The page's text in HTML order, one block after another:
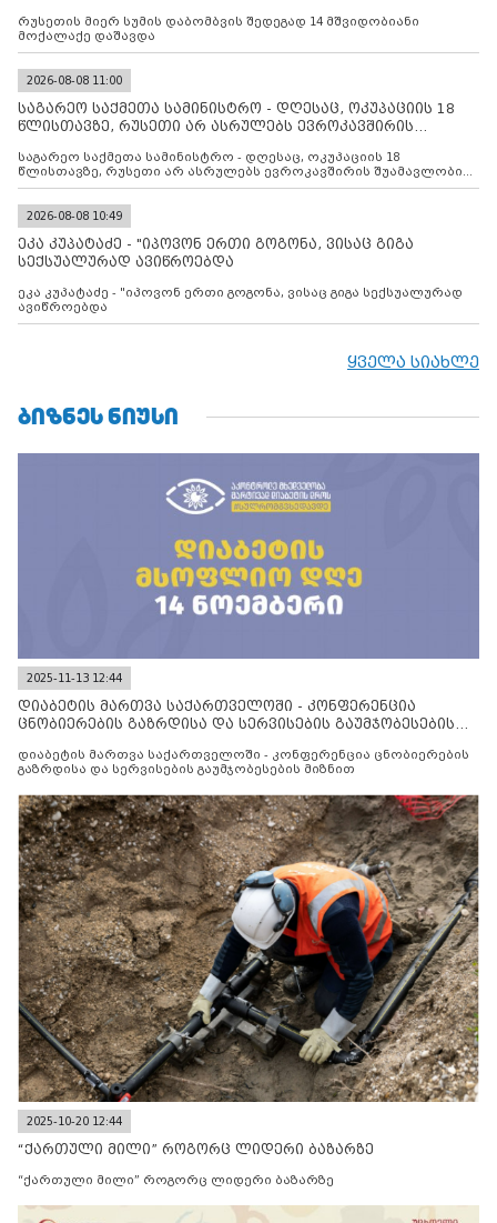
რუსეთის მიერ სუმის დაბომბვის შედეგად 14 მშვიდობიანი
მოქალაქე დაშავდა
2026-08-08 11:00
საგარეო საქმეთა სამინისტრო - დღესაც, ოკუპაციის 18
წლისთავზე, რუსეთი არ ასრულებს ევროკავშირის
საგარეო საქმეთა სამინისტრო - დღესაც, ოკუპაციის 18
წლისთავზე, რუსეთი არ ასრულებს ევროკავშირის შუამავლობით
დადებულ 2008 წლის 12 აგვისტოს ცეცხლის შეწყვეტის
კონტროლს ოკუპირებულ რეგიონებში, აგრძელებს მათი
მილიტარიზაციის პროცესს და აქტიურად დგამს ნაბიჯებს მათი
ფაქტობრივი ანექსიისკენ
2026-08-08 10:49
ეკა კუპატაძე - "იპოვონ ერთი გოგონა, ვისაც გიგა
სექსუალურად ავიწროებდა
ეკა კუპატაძე - "იპოვონ ერთი გოგონა, ვისაც გიგა სექსუალურად
ავიწროებდა
ყველა სიახლე
ᲑᲘᲖᲜᲔᲡ ᲜᲘᲣᲡᲘ
2025-11-13 12:44
დიაბეტის მართვა საქართველოში - კონფერენცია
ცნობიერების გაზრდისა და სერვისების გაუმჯობესების
დიაბეტის მართვა საქართველოში - კონფერენცია ცნობიერების
გაზრდისა და სერვისების გაუმჯობესების მიზნით
2025-10-20 12:44
“ქართული მილი” როგორც ლიდერი ბაზარზე
“ქართული მილი” როგორც ლიდერი ბაზარზე